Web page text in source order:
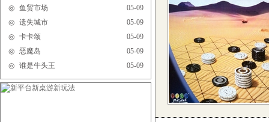
05-09
◎ 鱼贸市场
05-09
◎ 遗失城市
05-09
◎ 卡卡颂
05-09
◎ 恶魔岛
05-09
◎ 谁是牛头王